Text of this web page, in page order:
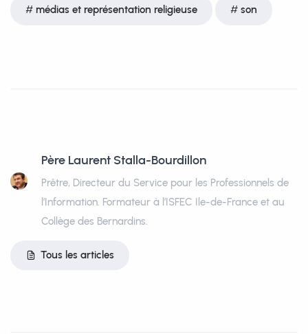
médias et représentation religieuse son
Père Laurent Stalla-Bourdillon
Prêtre, Directeur du Service pour les Professionnels de
l’Information. Formateur à l’ISFEC Ile-de-France et au
Collège des Bernardins.
Tous les articles